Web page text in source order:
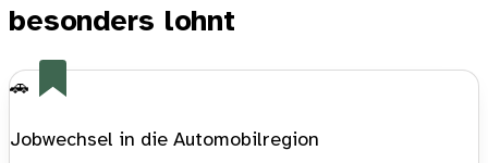
besonders lohnt
🚗
Jobwechsel in die Automobilregion